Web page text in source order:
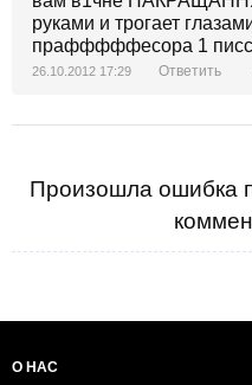
Как передает
http://china.cnr.cn ),
академии
преступнице,
народа. По словам Син
Гуанчэна, Юлия
свое государство и
оказалась Российская
руками и трогает
прафффффесора 1
26.10.2012 17:29 Ответить
Произошла ошибка
О НАС